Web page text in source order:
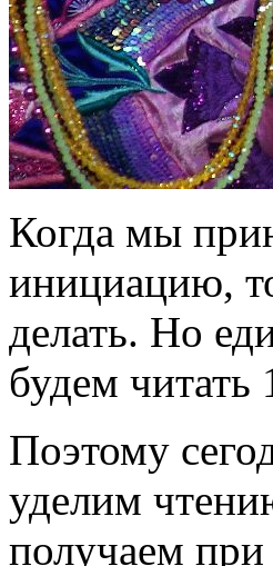
Когда мы
инициацию,
делать. Но
будем
Поэтому
уделим
получаем при